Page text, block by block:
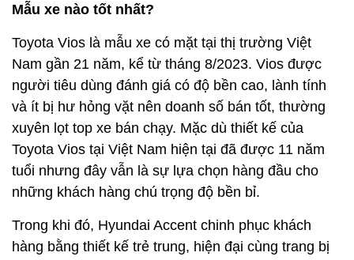
Mẫu xe nào tốt nhất?
Toyota Vios là mẫu xe có mặt tại thị trường Việt
Nam gần 21 năm, kể từ tháng 8/2023. Vios được
người tiêu dùng đánh giá có độ bền cao, lành tính
và ít bị hư hỏng vặt nên doanh số bán tốt, thường
xuyên lọt top xe bán chạy. Mặc dù thiết kế của
Toyota Vios tại Việt Nam hiện tại đã được 11 năm
tuổi nhưng đây vẫn là sự lựa chọn hàng đầu cho
những khách hàng chú trọng độ bền bỉ.
Trong khi đó, Hyundai Accent chinh phục khách
hàng bằng thiết kế trẻ trung, hiện đại cùng trang bị